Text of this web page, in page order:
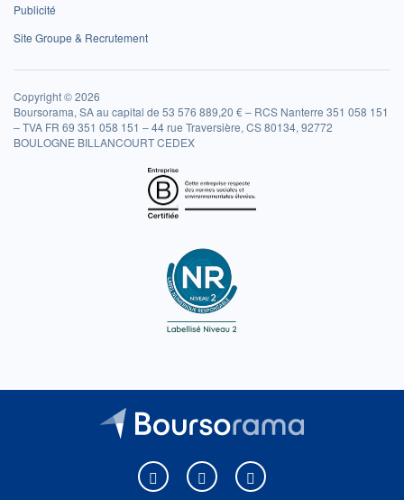
Publicité
Site Groupe & Recrutement
Copyright © 2026
Boursorama, SA au capital de 53 576 889,20 € – RCS Nanterre 351 058 151
– TVA FR 69 351 058 151 – 44 rue Traversière, CS 80134, 92772
BOULOGNE BILLANCOURT CEDEX
Boursorama sur Facebook
Boursorama sur XBoursorama sur